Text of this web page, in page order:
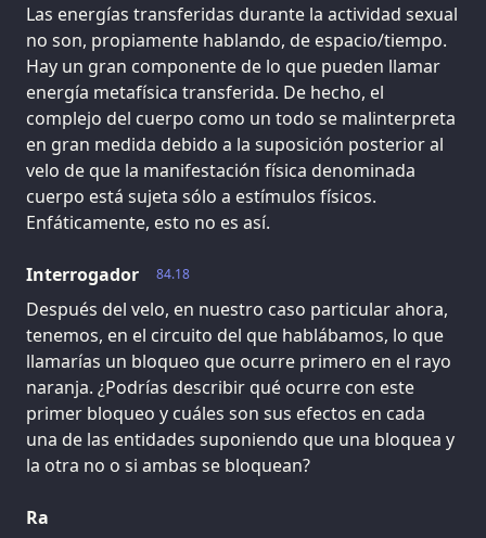
Las energías transferidas durante la actividad sexual
no son, propiamente hablando, de espacio/tiempo.
Hay un gran componente de lo que pueden llamar
energía metafísica transferida. De hecho, el
complejo del cuerpo como un todo se malinterpreta
en gran medida debido a la suposición posterior al
velo de que la manifestación física denominada
cuerpo está sujeta sólo a estímulos físicos.
Enfáticamente, esto no es así.
84.18
Interrogador
Después del velo, en nuestro caso particular ahora,
tenemos, en el circuito del que hablábamos, lo que
llamarías un bloqueo que ocurre primero en el rayo
naranja. ¿Podrías describir qué ocurre con este
primer bloqueo y cuáles son sus efectos en cada
una de las entidades suponiendo que una bloquea y
la otra no o si ambas se bloquean?
Ra